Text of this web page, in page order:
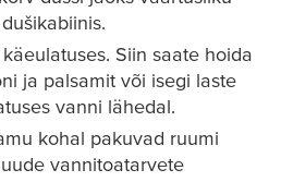
Siin saate hoida
ja palsamit või isegi laste
vanni lähedal.
kohal pakuvad ruumi
vannitoatarvete